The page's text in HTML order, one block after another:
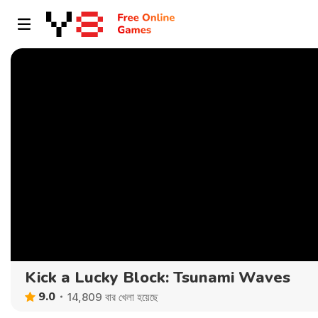
Kick a Lucky Block: Tsunami Waves
9.0 14,809 বার খেলা হয়েছে